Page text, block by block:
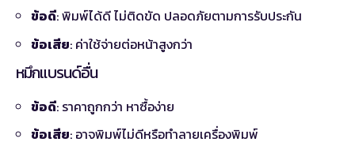
ข้อดี: พิมพ์ได้ดี ไม่ติดขัด ปลอดภัยตามการรับประกัน
ข้อเสีย: ค่าใช้จ่ายต่อหน้าสูงกว่า
หมึกแบรนด์อื่น
ข้อดี: ราคาถูกกว่า หาซื้อง่าย
ข้อเสีย: อาจพิมพ์ไม่ดีหรือทำลายเครื่องพิมพ์